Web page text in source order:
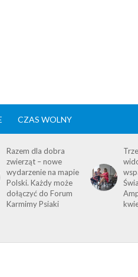
CZAS WOLNY
Razem dla dobra
zwierząt – nowe
wydarzenie na mapie
Polski. Każdy może
dołączyć do Forum
Karmimy Psiaki